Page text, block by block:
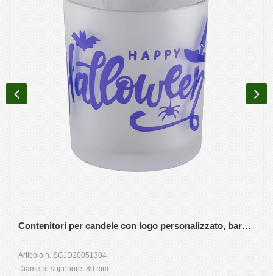
Contenitori per candele con logo personalizzato, barattoli di candele in vetro per regali di Halloween
Articolo n.:SGJD20051304
Diametro superiore: 80 mm